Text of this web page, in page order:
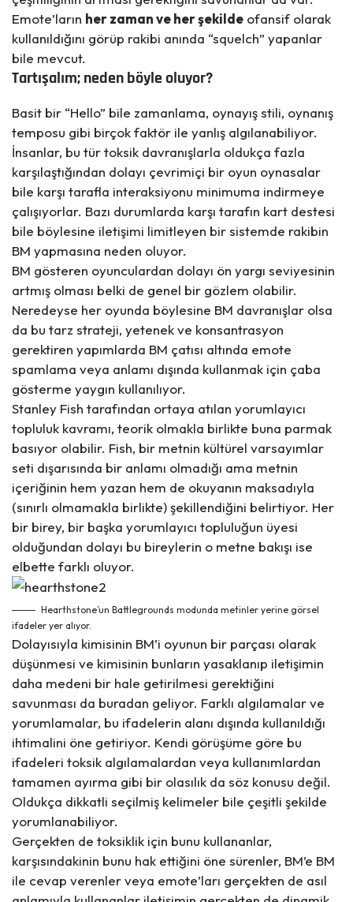
Emote’ların her zaman ve her şekilde ofansif olarak
kullanıldığını görüp rakibi anında “squelch” yapanlar
bile mevcut.
Tartışalım; neden böyle oluyor?
Basit bir “Hello” bile zamanlama, oynayış stili, oynanış
temposu gibi birçok faktör ile yanlış algılanabiliyor.
İnsanlar, bu tür toksik davranışlarla oldukça fazla
karşılaştığından dolayı çevrimiçi bir oyun oynasalar
bile karşı tarafla interaksiyonu minimuma indirmeye
çalışıyorlar. Bazı durumlarda karşı tarafın kart destesi
bile böylesine iletişimi limitleyen bir sistemde rakibin
BM yapmasına neden oluyor.
BM gösteren oyunculardan dolayı ön yargı seviyesinin
artmış olması belki de genel bir gözlem olabilir.
Neredeyse her oyunda böylesine BM davranışlar olsa
da bu tarz strateji, yetenek ve konsantrasyon
gerektiren yapımlarda BM çatısı altında emote
spamlama veya anlamı dışında kullanmak için çaba
gösterme yaygın kullanılıyor.
Stanley Fish tarafından ortaya atılan yorumlayıcı
topluluk kavramı, teorik olmakla birlikte buna parmak
basıyor olabilir. Fish, bir metnin kültürel varsayımlar
seti dışarısında bir anlamı olmadığı ama metnin
içeriğinin hem yazan hem de okuyanın maksadıyla
(sınırlı olmamakla birlikte) şekillendiğini belirtiyor. Her
bir birey, bir başka yorumlayıcı topluluğun üyesi
olduğundan dolayı bu bireylerin o metne bakışı ise
elbette farklı oluyor.
Hearthstone’un Battlegrounds modunda metinler yerine görsel
ifadeler yer alıyor.
Dolayısıyla kimisinin BM’i oyunun bir parçası olarak
düşünmesi ve kimisinin bunların yasaklanıp iletişimin
daha medeni bir hale getirilmesi gerektiğini
savunması da buradan geliyor. Farklı algılamalar ve
yorumlamalar, bu ifadelerin alanı dışında kullanıldığı
ihtimalini öne getiriyor. Kendi görüşüme göre bu
ifadeleri toksik algılamalardan veya kullanımlardan
tamamen ayırma gibi bir olasılık da söz konusu değil.
Oldukça dikkatli seçilmiş kelimeler bile çeşitli şekilde
yorumlanabiliyor.
Gerçekten de toksiklik için bunu kullananlar,
karşısındakinin bunu hak ettiğini öne sürenler, BM’e BM
ile cevap verenler veya emote’ları gerçekten de asıl